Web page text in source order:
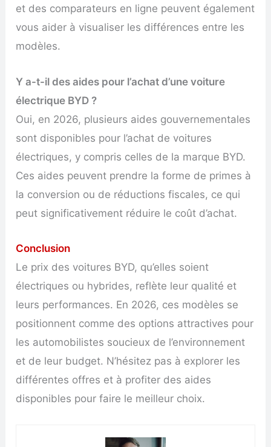
et des comparateurs en ligne peuvent également
vous aider à visualiser les différences entre les
modèles.
Y a-t-il des aides pour l’achat d’une voiture
électrique BYD ?
Oui, en 2026, plusieurs aides gouvernementales
sont disponibles pour l’achat de voitures
électriques, y compris celles de la marque BYD.
Ces aides peuvent prendre la forme de primes à
la conversion ou de réductions fiscales, ce qui
peut significativement réduire le coût d’achat.
Conclusion
Le prix des voitures BYD, qu’elles soient
électriques ou hybrides, reflète leur qualité et
leurs performances. En 2026, ces modèles se
positionnent comme des options attractives pour
les automobilistes soucieux de l’environnement
et de leur budget. N’hésitez pas à explorer les
différentes offres et à profiter des aides
disponibles pour faire le meilleur choix.